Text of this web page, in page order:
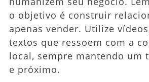
o objetivo é construir
apenas vender. Utilize
textos que ressoem com a
local, sempre mantendo um
e próximo.